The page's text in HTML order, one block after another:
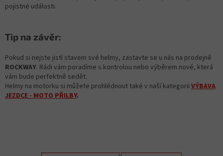
pojistné události.
Tip na závěr:
Pokud si nejste jistí stavem své helmy, zastavte se u nás na prodejně
ROCKWAY. Rádi vám poradíme s kontrolou nebo výběrem nové, která
vám bude perfektně sedět.
Helmy na motorku si můžete prohlédnout také v naší kategorii VÝBAVA
JEZDCE - MOTO PŘILBY.